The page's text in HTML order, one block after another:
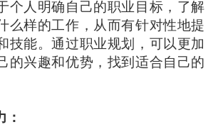
个人明确自己的职业目标，了解
么样的工作，从而有针对性地提
技能。通过职业规划，可以更加
的兴趣和优势，找到适合自己的